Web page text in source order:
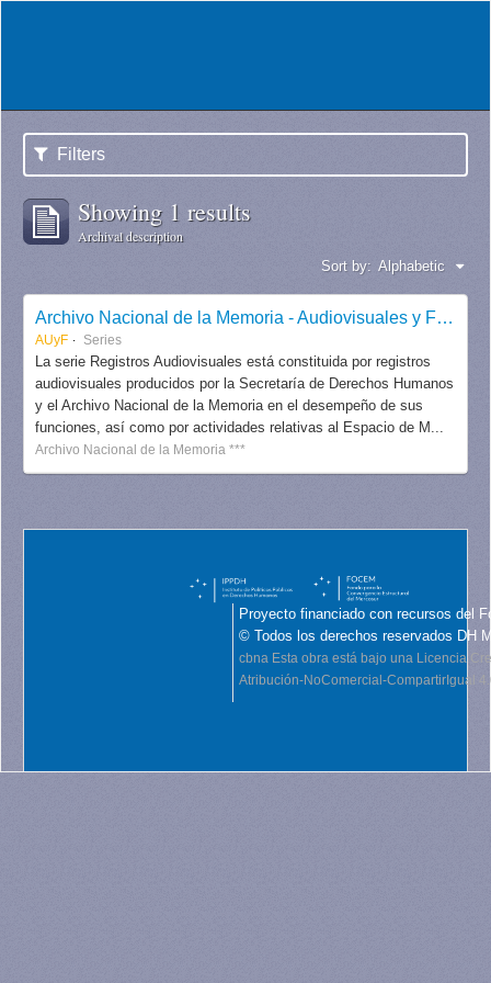
Filters
Showing 1 results
Archival description
Sort by: Alphabetic
Archivo Nacional de la Memoria - Audiovisuales y Fotografías
AUyF Series
La serie Registros Audiovisuales está constituida por registros
audiovisuales producidos por la Secretaría de Derechos Humanos
y el Archivo Nacional de la Memoria en el desempeño de sus
funciones, así como por actividades relativas al Espacio de M...
Archivo Nacional de la Memoria ***
Proyecto financiado con recursos del
© Todos los derechos reservados DH
cbna Esta obra está bajo una Licencia
Atribución-NoComercial-CompartirIgual